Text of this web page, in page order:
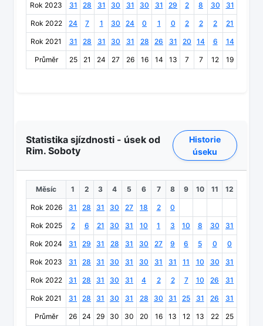
Rok 2023 31 28 31 30 31 30 31 29 2 8 30 31
Rok 2022 24 7 1 30 24 0 1 0 2 2 2 21
Rok 2021 31 28 31 30 31 28 26 31 20 14 6 14
Průměr 25 21 24 27 26 16 14 13 7 7 12 19
Statistika sjízdnosti - úsek od
Rim. Soboty
Historie
úseku
Měsíc 1 2 3 4 5 6 7 8 9 10 11 12
Rok 2026 31 28 31 30 27 18 2 0
Rok 2025 2 6 21 30 31 10 1 3 10 8 30 31
Rok 2024 31 29 31 28 31 30 27 9 6 5 0 0
Rok 2023 31 28 31 30 31 30 31 31 11 10 30 31
Rok 2022 31 28 31 30 31 4 2 2 7 10 26 31
Rok 2021 31 28 31 30 31 28 30 31 25 31 26 31
Průměr 26 24 29 30 30 20 16 13 12 13 22 25